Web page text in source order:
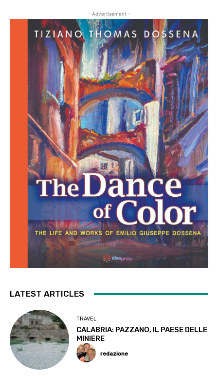
- Advertisement -
LATEST ARTICLES
TRAVEL
CALABRIA: PAZZANO, IL PAESE DELLE
MINIERE
redazione